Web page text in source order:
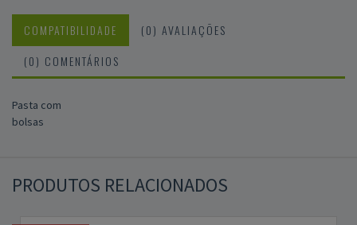
COMPATIBILIDADE
(0) AVALIAÇÕES
(0) COMENTÁRIOS
Pasta com
bolsas
PRODUTOS RELACIONADOS